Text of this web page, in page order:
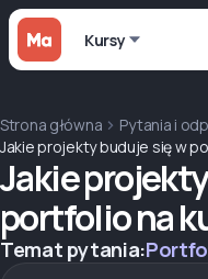
Kursy
Strona główna Pytania i
Jakie projekty buduje się w
Jakie
portfolio na
Temat pytania: